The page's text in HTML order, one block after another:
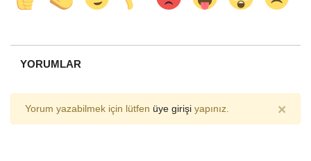
YORUMLAR
Yorum yazabilmek için lütfen üye girişi yapınız. ×